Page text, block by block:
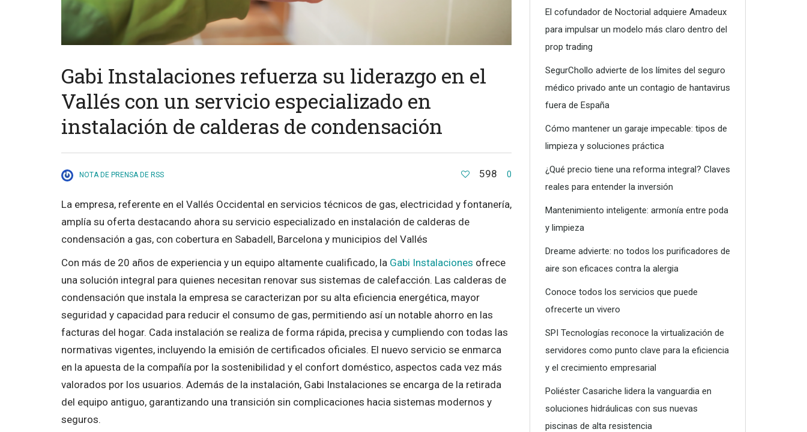
Gabi Instalaciones refuerza su liderazgo en el
Vallés con un servicio especializado en
instalación de calderas de condensación
NOTA DE PRENSA DE RSS 598 0
La empresa, referente en el Vallés Occidental en servicios técnicos de gas, electricidad y fontanería,
amplía su oferta destacando ahora su servicio especializado en instalación de calderas de
condensación a gas, con cobertura en Sabadell, Barcelona y municipios del Vallés
Con más de 20 años de experiencia y un equipo altamente cualificado, la Gabi Instalaciones ofrece
una solución integral para quienes necesitan renovar sus sistemas de calefacción. Las calderas de
condensación que instala la empresa se caracterizan por su alta eficiencia energética, mayor
seguridad y capacidad para reducir el consumo de gas, permitiendo así un notable ahorro en las
facturas del hogar. Cada instalación se realiza de forma rápida, precisa y cumpliendo con todas las
normativas vigentes, incluyendo la emisión de certificados oficiales. El nuevo servicio se enmarca
en la apuesta de la compañía por la sostenibilidad y el confort doméstico, aspectos cada vez más
valorados por los usuarios. Además de la instalación, Gabi Instalaciones se encarga de la retirada
del equipo antiguo, garantizando una transición sin complicaciones hacia sistemas modernos y
seguros.
El cofundador de Noctorial adquiere Amadeux
para impulsar un modelo más claro dentro del
prop trading
SegurChollo advierte de los límites del seguro
médico privado ante un contagio de hantavirus
fuera de España
Cómo mantener un garaje impecable: tipos de
limpieza y soluciones práctica
¿Qué precio tiene una reforma integral? Claves
reales para entender la inversión
Mantenimiento inteligente: armonía entre poda
y limpieza
Dreame advierte: no todos los purificadores de
aire son eficaces contra la alergia
Conoce todos los servicios que puede
ofrecerte un vivero
SPI Tecnologías reconoce la virtualización de
servidores como punto clave para la eficiencia
y el crecimiento empresarial
Poliéster Casariche lidera la vanguardia en
soluciones hidráulicas con sus nuevas
piscinas de alta resistencia